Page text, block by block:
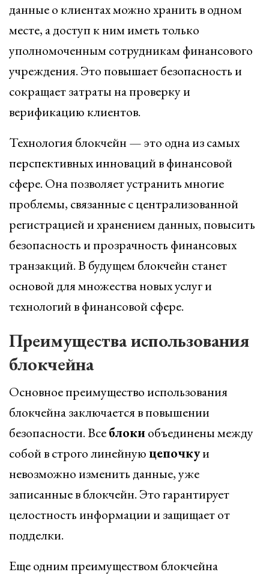
данные о клиентах можно хранить в одном
месте, а доступ к ним иметь только
уполномоченным сотрудникам финансового
учреждения. Это повышает безопасность и
сокращает затраты на проверку и
верификацию клиентов.
Технология блокчейн — это одна из самых
перспективных инноваций в финансовой
сфере. Она позволяет устранить многие
проблемы, связанные с централизованной
регистрацией и хранением данных, повысить
безопасность и прозрачность финансовых
транзакций. В будущем блокчейн станет
основой для множества новых услуг и
технологий в финансовой сфере.
Преимущества использования
блокчейна
Основное преимущество использования
блокчейна заключается в повышении
безопасности. Всеблокиобъединены между
собой в строго линейнуюцепочкуи
невозможно изменить данные, уже
записанные в блокчейн. Это гарантирует
целостность информации и защищает от
подделки.
Еще одним преимуществом блокчейна